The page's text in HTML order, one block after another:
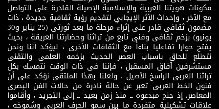
مكونات هويتنا العربية والإسلامية الإصيلة القادرة على التواصل
مع الآخر ، وإحداث الأثر الإيجابي لتقديم رؤية ثقافية جديدة ، ذات
مضمون ثقافى قادر على إثراء مرحلة ما بعد ثورتى (25 يناير و30
يونيو) بزخم ثقافى وفنى نابع من تراثنا وحضارتنا العريقة ، بحيث
يفتح حوارا تفاعليا بناءاً مع الثقافات الأخرى ، ليؤكد أننا ونحن
نتطلع للحاق باسباب العصر الحديث بزخمه العلمى والتقنى
مستشرفين آفاق المسقبل ، فإننا فى ذات الوقت نتمسك بكل
تراثنا العربى الراسخ الأصيل . ولعلنا بهذا الملتقى نؤكد على أن
فنون الخط العربى تعبر عن حالة نادرة من حالات الفن البصرى
المعاصر، إذ جنح مبدعوه ــ منذ زمن بعيد ــ إلى التجريد ، وأقاموا
علاقات تشكيلية متفردة ما بين سمو الحرف العربى وشموخه ،